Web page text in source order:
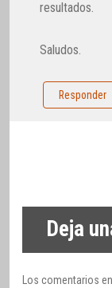
resultados.
Saludos.
Responder
Deja
Los comentarios